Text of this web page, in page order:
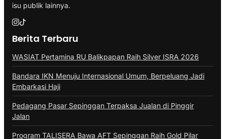
isu publik lainnya.
Berita Terbaru
WASIAT Pertamina RU Balikpapan Raih Silver ISRA 2026
Bandara IKN Menuju Internasional Umum, Berpeluang Jadi
Embarkasi Haji
Pedagang Pasar Sepinggan Terpaksa Jualan di Pinggir
Jalan
Program TALISERA Bawa AFT Sepinggan Raih Gold Pilar